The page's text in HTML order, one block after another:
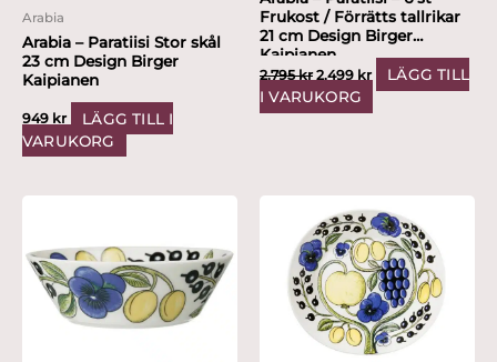
Arabia
Arabia – Paratiisi Stor skål
23 cm Design Birger
Kaipianen
949 kr
LÄGG TILL I
VARUKORG
Frukost / Förrätts tallrikar
21 cm Design Birger
Kaipianen
2,795kr 2,499 kr
LÄGG TILL
I VARUKORG